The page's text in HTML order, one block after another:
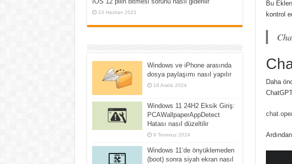
Bu
kontrol
Daha
23 Haziran 2021
Windows ve iPhone arasında
dosya paylaşımı nasıl yapılır
18 Aralık 2024
Windows 11 24H2 Eksik Giriş:
PCAWallpaperAppDetect
Hatası nasıl düzeltilir
9 Temmuz 2024
Windows 11’de önyüklemeden
(boot) sonra siyah ekran nasıl